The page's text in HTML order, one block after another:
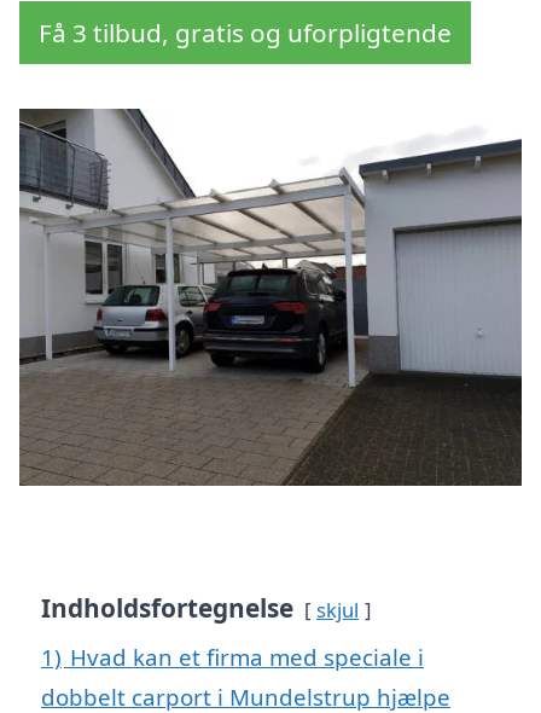
Få 3 tilbud, gratis og uforpligtende
Indholdsfortegnelse skjul
1) Hvad kan et firma med speciale i
dobbelt carport i Mundelstrup hjælpe